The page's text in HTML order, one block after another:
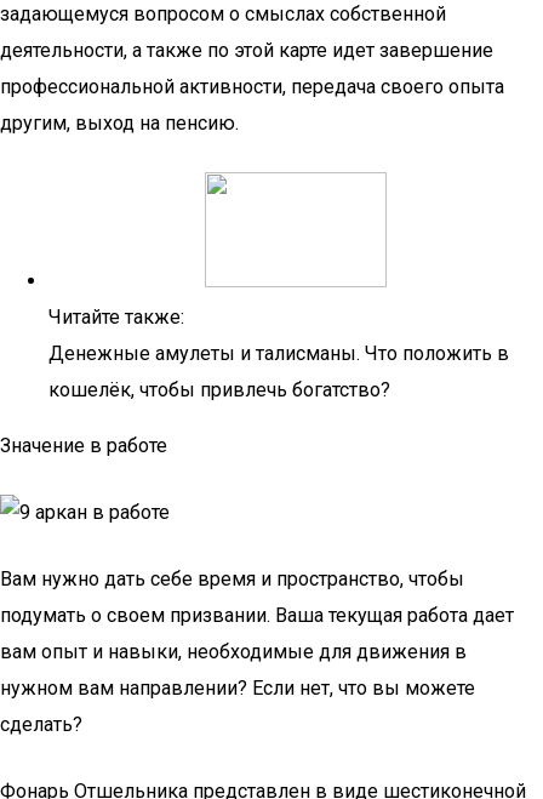
задающемуся вопросом о смыслах собственной
деятельности, а также по этой карте идет завершение
профессиональной активности, передача своего опыта
другим, выход на пенсию.
Читайте также:
Денежные амулеты и талисманы. Что положить в
кошелёк, чтобы привлечь богатство?
Значение в работе
Вам нужно дать себе время и пространство, чтобы
подумать о своем призвании. Ваша текущая работа дает
вам опыт и навыки, необходимые для движения в
нужном вам направлении? Если нет, что вы можете
сделать?
Фонарь Отшельника представлен в виде шестиконечной